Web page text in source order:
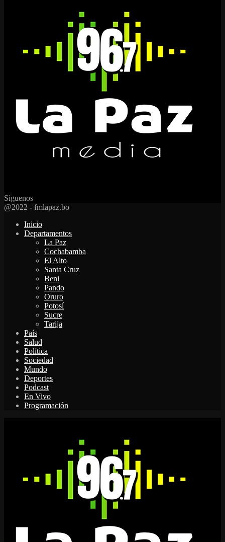
Síguenos
Facebook
Twitter
Instagram
Youtube
Email
Twitch
Whatsapp
@2022 - fmlapaz.bo
Inicio
Departamentos
La Paz
Cochabamba
El Alto
Santa Cruz
Beni
Pando
Oruro
Potosí
Sucre
Tarija
País
Salud
Política
Sociedad
Mundo
Deportes
Podcast
En Vivo
Programación